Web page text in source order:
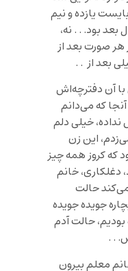
یازده و نیم
بود. . . نه،
هر صورت بعد از
بعد از . .
با آن دفترچه‌اش
که می‌دانم
خیلی دلم
این زن
که کروز همه چیز
دغلکاری، خانم
حالت
جویده جویده
حالت آدم
. .
معلم بیرون